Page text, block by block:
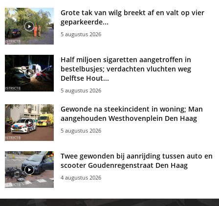
Grote tak van wilg breekt af en valt op vier
geparkeerde...
5 augustus 2026
Half miljoen sigaretten aangetroffen in
bestelbusjes; verdachten vluchten weg
Delftse Hout...
5 augustus 2026
Gewonde na steekincident in woning; Man
aangehouden Westhovenplein Den Haag
5 augustus 2026
Twee gewonden bij aanrijding tussen auto en
scooter Goudenregenstraat Den Haag
4 augustus 2026